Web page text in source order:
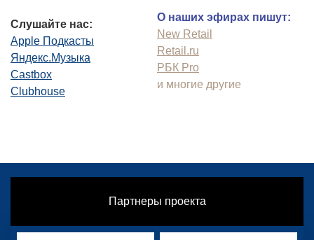
Слушайте нас:
Apple Подкасты
Яндекс.Музыка
Castbox
Clubhouse
О наших эфирах пишут:
New Retail
Retail.ru
РБК Pro
и многие другие
Партнеры проекта